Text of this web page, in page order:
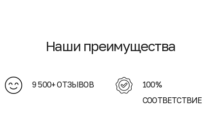
Наши преимущества
9 500+ ОТЗЫВОВ
100%
СООТВЕТСТВИЕ